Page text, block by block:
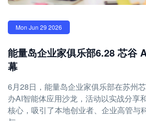
Mon Jun 29 2026
能量岛企业家俱乐部6.28 芯谷
幕
6月28日，能量岛企业家俱乐部在苏州
办AI智能体应用沙龙，活动以实战分享
核心，吸引了本地创业者、企业高管与